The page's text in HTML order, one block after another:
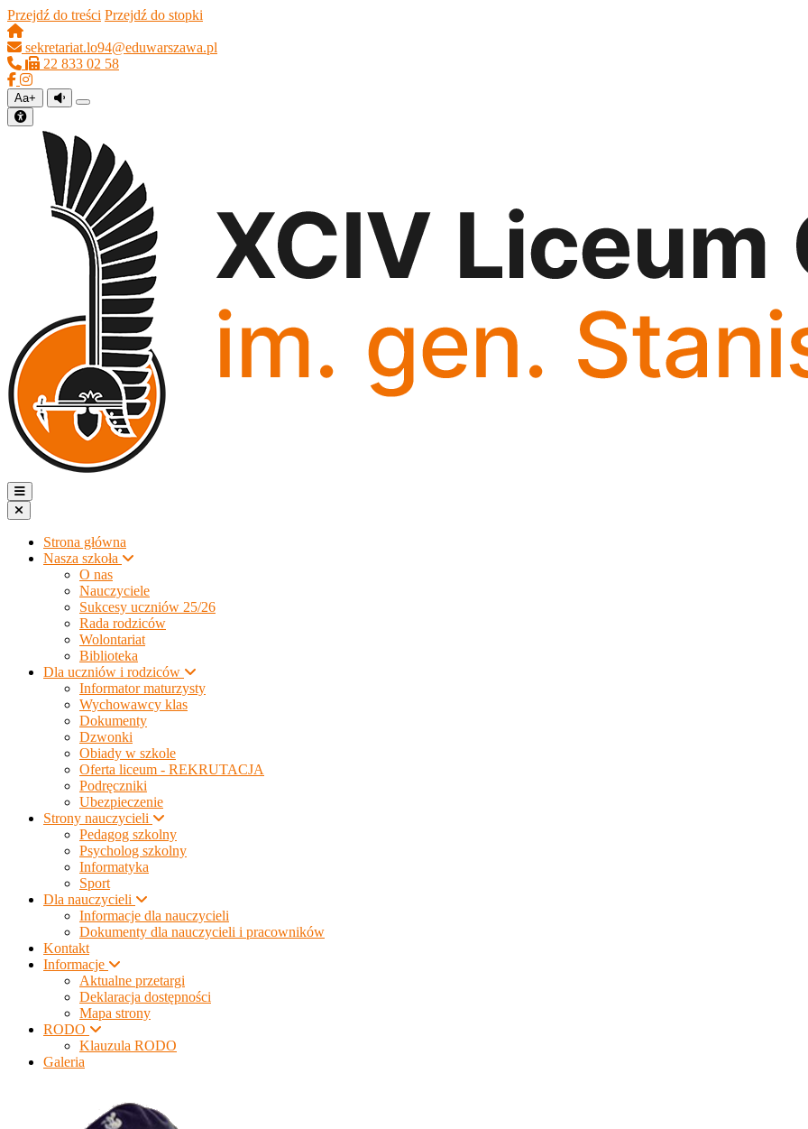
Przejdź do treści Przejdź do stopki
sekretariat.lo94@eduwarszawa.pl
22 833 02 58
Aa+
Strona główna
Nasza szkoła
O nas
Nauczyciele
Sukcesy uczniów 25/26
Rada rodziców
Wolontariat
Biblioteka
Dla uczniów i rodziców
Informator maturzysty
Wychowawcy klas
Dokumenty
Dzwonki
Obiady w szkole
Oferta liceum - REKRUTACJA
Podręczniki
Ubezpieczenie
Strony nauczycieli
Pedagog szkolny
Psycholog szkolny
Informatyka
Sport
Dla nauczycieli
Informacje dla nauczycieli
Dokumenty dla nauczycieli i pracowników
Kontakt
Informacje
Aktualne przetargi
Deklaracja dostępności
Mapa strony
RODO
Klauzula RODO
Galeria